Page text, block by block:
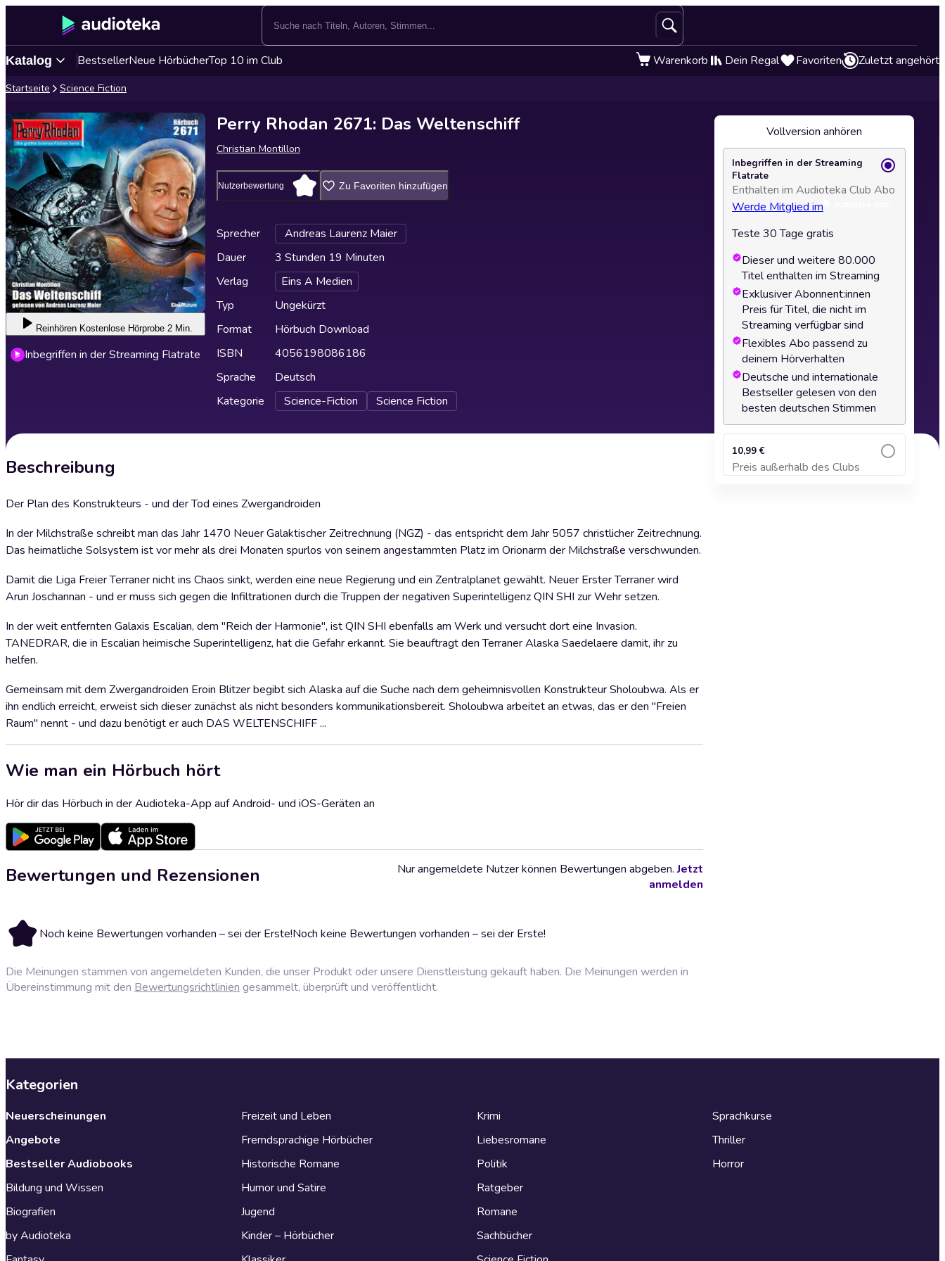
Katalog BestsellerNeue HörbücherTop 10 im Club Warenkorb Dein Regal Favoriten Zuletzt angehört
Startseite Science Fiction
Reinhören Kostenlose Hörprobe 2 Min.
Inbegriffen in der Streaming Flatrate
Perry Rhodan 2671: Das Weltenschiff
Christian Montillon
Nutzerbewertung Zu Favoriten hinzufügen
Sprecher
Andreas Laurenz Maier
Dauer
3 Stunden 19 Minuten
Verlag
Eins A Medien
Typ
Ungekürzt
Format
Hörbuch Download
ISBN
4056198086186
Sprache
Deutsch
Kategorie
Science-Fiction Science Fiction
Beschreibung
Der Plan des Konstrukteurs - und der Tod eines Zwergandroiden
In der Milchstraße schreibt man das Jahr 1470 Neuer Galaktischer Zeitrechnung (NGZ) - das entspricht dem Jahr 5057 christlicher Zeitrechnung.
Das heimatliche Solsystem ist vor mehr als drei Monaten spurlos von seinem angestammten Platz im Orionarm der Milchstraße verschwunden.
Damit die Liga Freier Terraner nicht ins Chaos sinkt, werden eine neue Regierung und ein Zentralplanet gewählt. Neuer Erster Terraner wird
Arun Joschannan - und er muss sich gegen die Infiltrationen durch die Truppen der negativen Superintelligenz QIN SHI zur Wehr setzen.
In der weit entfernten Galaxis Escalian, dem "Reich der Harmonie", ist QIN SHI ebenfalls am Werk und versucht dort eine Invasion.
TANEDRAR, die in Escalian heimische Superintelligenz, hat die Gefahr erkannt. Sie beauftragt den Terraner Alaska Saedelaere damit, ihr zu
helfen.
Gemeinsam mit dem Zwergandroiden Eroin Blitzer begibt sich Alaska auf die Suche nach dem geheimnisvollen Konstrukteur Sholoubwa. Als er
ihn endlich erreicht, erweist sich dieser zunächst als nicht besonders kommunikationsbereit. Sholoubwa arbeitet an etwas, das er den "Freien
Raum" nennt - und dazu benötigt er auch DAS WELTENSCHIFF ...
Wie man ein Hörbuch hört
Hör dir das Hörbuch in der Audioteka-App auf Android- und iOS-Geräten an
Bewertungen und Rezensionen
Noch keine Bewertungen vorhanden – sei der Erste!Noch keine Bewertungen vorhanden – sei der Erste!
Nur angemeldete Nutzer können Bewertungen abgeben.Jetzt
anmelden
Die Meinungen stammen von angemeldeten Kunden, die unser Produkt oder unsere Dienstleistung gekauft haben. Die Meinungen werden in
Übereinstimmung mit den Bewertungsrichtlinien gesammelt, überprüft und veröffentlicht.
Vollversion anhören
Inbegriffen in der Streaming
Flatrate
Enthalten im Audioteka Club Abo
Werde Mitglied im
Teste 30 Tage gratis
Dieser und weitere 80.000
Titel enthalten im Streaming
Exklusiver Abonnent:innen
Preis für Titel, die nicht im
Streaming verfügbar sind
Flexibles Abo passend zu
deinem Hörverhalten
Deutsche und internationale
Bestseller gelesen von den
besten deutschen Stimmen
10,99 €
Preis außerhalb des Clubs
Zum Warenkorb hinzufügen
Kategorien
Neuerscheinungen
Angebote
Bestseller Audiobooks
Bildung und Wissen
Biografien
by Audioteka
Freizeit und Leben
Fremdsprachige Hörbücher
Historische Romane
Humor und Satire
Jugend
Kinder – Hörbücher
Krimi
Liebesromane
Politik
Ratgeber
Romane
Sachbücher
Sprachkurse
Thriller
Horror